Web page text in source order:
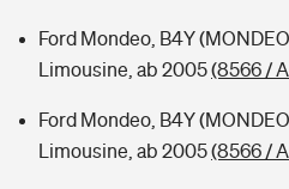
Ford Mondeo, B4Y
Limousine, ab 2005(8566 /
Ford Mondeo, B4Y
Limousine, ab 2005(8566 /